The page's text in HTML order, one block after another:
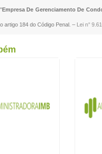
Empresa De Gerenciamento De
artigo 184 do Código Penal. – Lei n°